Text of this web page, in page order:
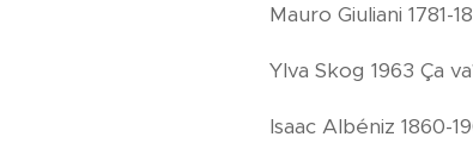
Mauro Giuliani
Ylva Skog 1963 Ça
Isaac Albéniz 1860-